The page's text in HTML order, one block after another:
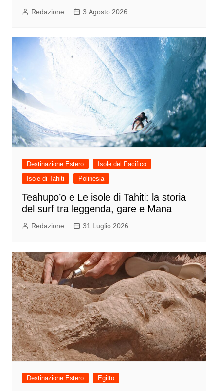
Redazione 3 Agosto 2026
Destinazione Estero
Isole del Pacifico
Isole di Tahiti
Polinesia
Teahupo’o e Le isole di Tahiti: la storia
del surf tra leggenda, gare e Mana
Redazione 31 Luglio 2026
Destinazione Estero Egitto